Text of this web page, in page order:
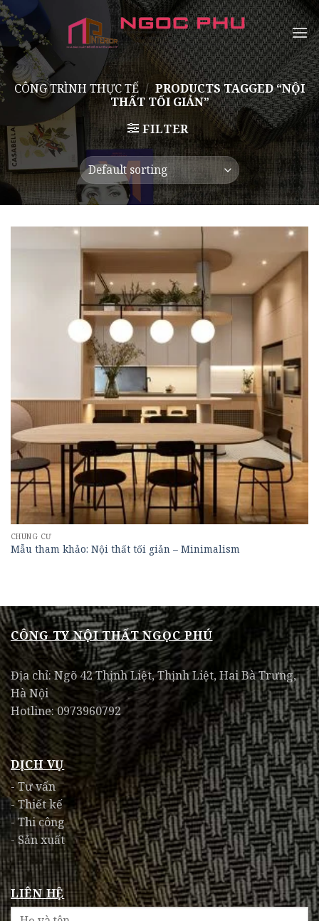
Skip
to
content
CÔNG TRÌNH THỰC TẾ / PRODUCTS TAGGED “NỘI
THẤT TỐI GIẢN”
FILTER
CHUNG CƯ
Mẫu tham khảo: Nội thất tối giản – Minimalism
CÔNG TY NỘI THẤT NGỌC PHÚ
Địa chỉ: Ngõ 42 Thịnh Liệt, Thịnh Liệt, Hai Bà Trưng,
Hà Nội
Hotline: 0973960792
DỊCH VỤ
- Tư vấn
- Thiết kế
- Thi công
- Sản xuất
LIÊN HỆ